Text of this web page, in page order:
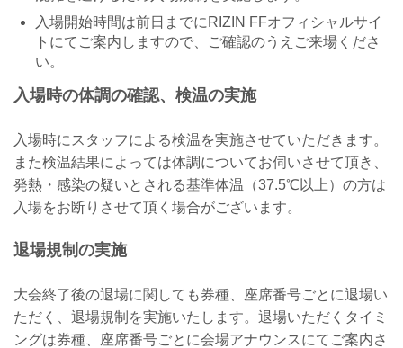
入場開始時間は前日までにRIZIN FFオフィシャルサイ
トにてご案内しますので、ご確認のうえご来場くださ
い。
入場時の体調の確認、検温の実施
入場時にスタッフによる検温を実施させていただきます。
また検温結果によっては体調についてお伺いさせて頂き、
発熱・感染の疑いとされる基準体温（37.5℃以上）の方は
入場をお断りさせて頂く場合がございます。
退場規制の実施
大会終了後の退場に関しても券種、座席番号ごとに退場い
ただく、退場規制を実施いたします。退場いただくタイミ
ングは券種、座席番号ごとに会場アナウンスにてご案内さ